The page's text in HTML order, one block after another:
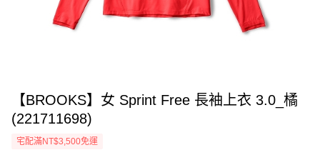
【BROOKS】女 Sprint Free 長袖上衣 3.0_橘
(221711698)
宅配滿NT$3,500免運